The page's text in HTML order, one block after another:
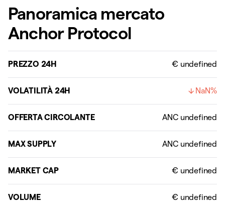
Panoramica mercato
Anchor Protocol
PREZZO 24H € undefined
VOLATILITÀ 24H NaN%
OFFERTA CIRCOLANTE
MAX SUPPLY
MARKET CAP
VOLUME